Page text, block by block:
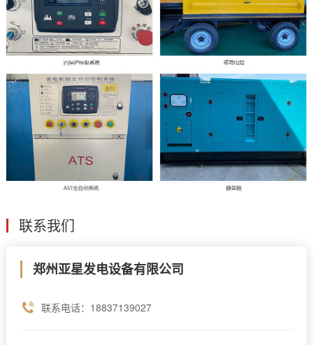
联系我们
郑州亚星发电设备有限公司
联系电话：18837139027